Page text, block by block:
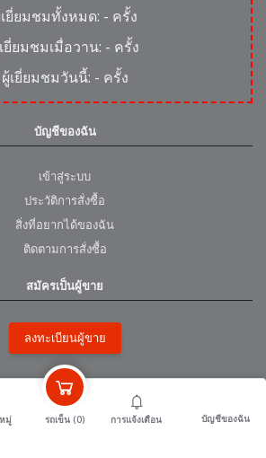
ยี่ยมชมทั้งหมด: - ครั้ง
ยี่ยมชมเมื่อวาน: - ครั้ง
ผู้เยี่ยมชมวันนี้: - ครั้ง
บัญชีของฉัน
เข้าสู่ระบบ
ประวัติการสั่งซื้อ
สิ่งที่อยากได้ของฉัน
ติดตามการสั่งซื้อ
สมัครเป็นผู้ขาย
ลงทะเบียนผู้ขาย
มู่ รถเข็น (0) การแจ้งเตือน บัญชีของฉัน